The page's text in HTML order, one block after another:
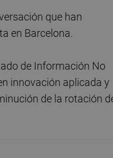
que han
en Barcelona.
de Información No
innovación aplicada y
de la rotación